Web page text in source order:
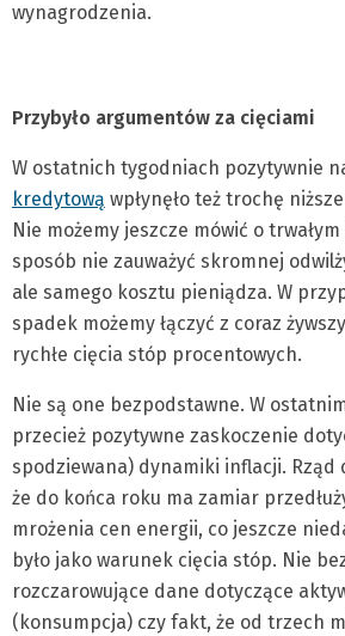
wynagrodzenia.
Przybyło argumentów za cięciami
W ostatnich tygodniach pozytywnie
kredytową wpłynęło też trochę
Nie możemy jeszcze mówić o
sposób nie zauważyć skromnej
ale samego kosztu pieniądza. W
spadek możemy łączyć z coraz
rychłe cięcia stóp procentowych.
Nie są one bezpodstawne. W
przecież pozytywne zaskoczenie
spodziewana) dynamiki inflacji.
że do końca roku ma zamiar
mrożenia cen energii, co jeszcze
było jako warunek cięcia stóp. Nie
rozczarowujące dane dotyczące
(konsumpcja) czy fakt, że od trzech